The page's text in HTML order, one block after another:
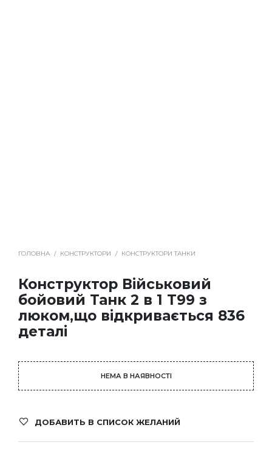
ГОЛОВНА / КОНСТРУКТОРИ / КОНСТРУКТОРИ ТАНКИ
Конструктор Військовий
бойовий Танк 2 в 1 Т99 з
люком,що відкривається 836
деталі
НЕМА В НАЯВНОСТІ
ДОБАВИТЬ В СПИСОК ЖЕЛАНИЙ